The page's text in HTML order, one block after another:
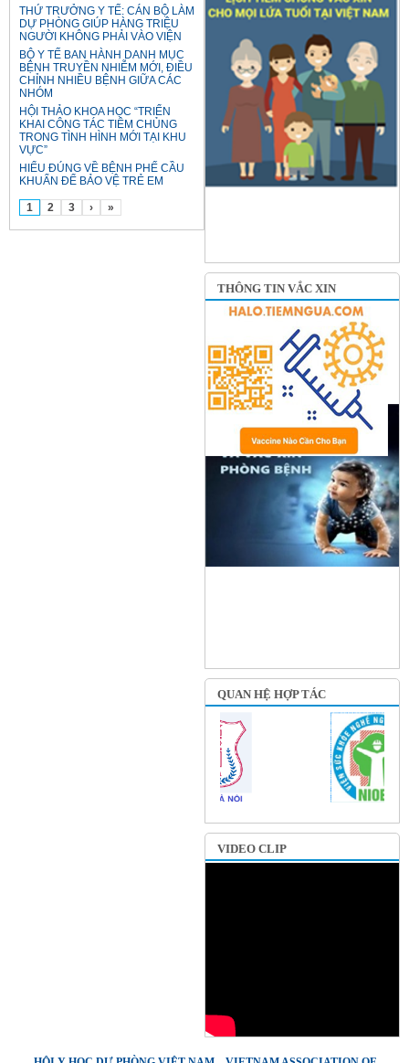
THỨ TRƯỞNG Y TẾ: CÁN BỘ LÀM
DỰ PHÒNG GIÚP HÀNG TRIỆU
NGƯỜI KHÔNG PHẢI VÀO VIỆN
BỘ Y TẾ BAN HÀNH DANH MỤC
BỆNH TRUYỀN NHIỄM MỚI, ĐIỀU
CHỈNH NHIỀU BỆNH GIỮA CÁC
NHÓM
HỘI THẢO KHOA HỌC “TRIỂN
KHAI CÔNG TÁC TIÊM CHỦNG
TRONG TÌNH HÌNH MỚI TẠI KHU
VỰC”
HIỂU ĐÚNG VỀ BỆNH PHẾ CẦU
KHUẨN ĐỂ BẢO VỆ TRẺ EM
1 2 3 › »
THÔNG TIN VẮC XIN
QUAN HỆ HỢP TÁC
VIDEO CLIP